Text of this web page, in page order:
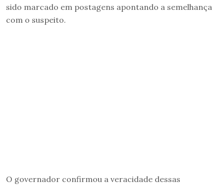
sido marcado em postagens apontando a semelhança
com o suspeito.
O governador confirmou a veracidade dessas